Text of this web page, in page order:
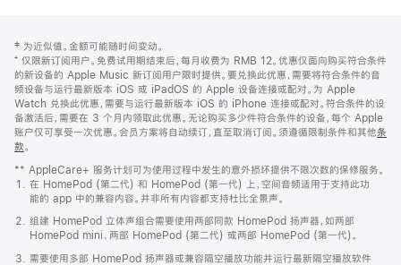
页
页
脚
注
‡ 为近似值。金额可能随时间变动。
⁺ 仅限新订阅用户。免费试用期结束后，每月收费为 RMB 12。优惠仅面向购买符合条件
的新设备的 Apple Music 新订阅用户限时提供。要兑换此优惠，需要将符合条件的音
频设备与运行最新版本 iOS 或 iPadOS 的 Apple 设备连接或配对。为 Apple
Watch 兑换此优惠，需要与运行最新版本 iOS 的 iPhone 连接或配对。符合条件的设
备激活后，需要在 3 个月内领取此优惠。无论购买多少件符合条件的设备，每个 Apple
账户仅可享受一次优惠。会员方案将自动续订，直至取消订阅。须遵循限制条件和其他条
款。
窗
口
中
打
开)
** AppleCare+ 服务计划可为使用过程中发生的意外损坏提供不限次数的保修服务。
在 HomePod (第二代) 和 HomePod (第一代) 上，空间音频适用于支持此功
能的 app 中的兼容内容。并非所有内容都支持杜比全景声。
组建 HomePod 立体声组合需要使用两部同款 HomePod 扬声器，如两部
HomePod mini、两部 HomePod (第二代) 或两部 HomePod (第一代)。
需要使用多部 HomePod 扬声器或兼容隔空播放功能并运行最新隔空播放软件